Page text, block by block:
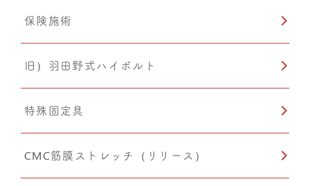
保険施術
旧）羽田野式ハイボルト
特殊固定具
CMC筋膜ストレッチ（リリース）